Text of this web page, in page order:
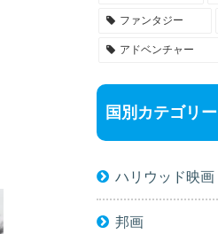
ファンタジー
アドベンチャー
国別カテゴリー
ハリウッド映画
邦画